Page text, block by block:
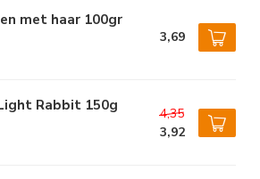
met haar 100gr
3,69
Rabbit 150g
4,35
3,92